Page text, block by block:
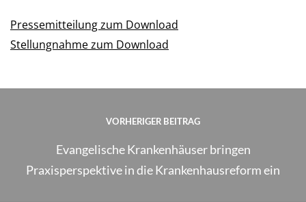
Pressemitteilung zum Download
Stellungnahme zum Download
VORHERIGER BEITRAG
Evangelische Krankenhäuser bringen
Praxisperspektive in die Krankenhausreform ein